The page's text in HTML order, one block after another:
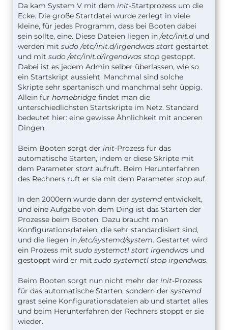
Da kam System V mit dem init-Startprozess um die
Ecke. Die große Startdatei wurde zerlegt in viele
kleine, für jedes Programm, dass bei Booten dabei
sein sollte, eine. Diese Dateien liegen in/etc/init.dund
werden mit sudo /etc/init.d/irgendwas start gestartet
und mit sudo /etc/init.d/irgendwas stop gestoppt.
Dabei ist es jedem Admin selber überlassen, wie so
ein Startskript aussieht. Manchmal sind solche
Skripte sehr spartanisch und manchmal sehr üppig.
Allein für homebridge findet man die
unterschiedlichsten Startskripte im Netz. Standard
bedeutet hier: eine gewisse Ähnlichkeit mit anderen
Dingen.
Beim Booten sorgt der init-Prozess für das
automatische Starten, indem er diese Skripte mit
dem Parameter start aufruft. Beim Herunterfahren
des Rechners ruft er sie mit dem Parameter stop auf.
In den 2000ern wurde dann der systemdentwickelt,
und eine Aufgabe von dem Ding ist das Starten der
Prozesse beim Booten. Dazu braucht man
Konfigurationsdateien, die sehr standardisiert sind,
und die liegen in/etc/systemd/system. Gestartet wird
ein Prozess mit sudo systemctl start irgendwas und
gestoppt wird er mit sudo systemctl stop irgendwas.
Beim Booten sorgt nun nicht mehr der init-Prozess
für das automatische Starten, sondern der systemd
grast seine Konfigurationsdateien ab und startet alles
und beim Herunterfahren der Rechners stoppt er sie
wieder.